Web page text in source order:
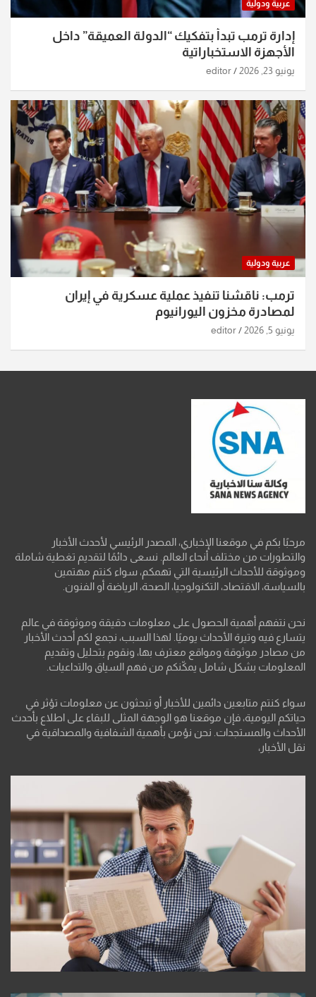
عربية ودولية
إدارة ترمب تبدأ بتفكيك “الدولة العميقة” داخل
الأجهزة الاستخباراتية
يونيو 23, 2026 editor
عربية ودولية
ترمب: ناقشنا تنفيذ عملية عسكرية في إيران
لمصادرة مخزون اليورانيوم
يونيو 5, 2026 editor
مرحبًا بكم في موقعنا الإخباري، المصدر الرئيسي لأحدث الأخبار
والتطورات من مختلف أنحاء العالم. نسعى دائمًا لتقديم تغطية شاملة
وموثوقة للأحداث الرئيسية التي تهمكم، سواء كنتم مهتمين
بالسياسة، الاقتصاد، التكنولوجيا، الصحة، الرياضة أو الفنون.
نحن نتفهم أهمية الحصول على معلومات دقيقة وموثوقة في عالم
يتسارع فيه وتيرة الأحداث يوميًا. لهذا السبب، نجمع لكم أحدث الأخبار
من مصادر موثوقة ومواقع معترف بها، ونقوم بتحليل وتقديم
المعلومات بشكل شامل يمكّنكم من فهم السياق والتداعيات.
سواء كنتم متابعين دائمين للأخبار أو تبحثون عن معلومات تؤثر في
حياتكم اليومية، فإن موقعنا هو الوجهة المثلى للبقاء على اطلاع بأحدث
الأحداث والمستجدات. نحن نؤمن بأهمية الشفافية والمصداقية في
نقل الأخبار،